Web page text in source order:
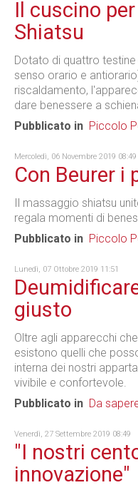
Il cuscino
Shiatsu
Dotato di quattro
senso orario e
riscaldamento,
dare benessere a
Pubblicato in Piccolo
Mercoledì, 06 Novembre 2019 08:49
Con Beurer i
Il massaggio shiatsu
regala momenti di
Pubblicato in Piccolo
Lunedì, 07 Ottobre 2019 11:51
giusto
Oltre agli apparecchi
esistono quelli che
interna dei nostri
vivibile e confortevole.
Pubblicato in Da
Venerdì, 27 Settembre 2019 08:49
"I nostri
innovazione"